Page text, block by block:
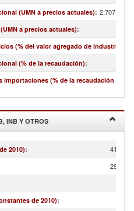
(UMN a precios actuales):
a precios actuales):
(% del valor agregado de industria y
(% de la recaudación):
importaciones (% de la recaudación
INB Y OTROS
2010):
de 2010):